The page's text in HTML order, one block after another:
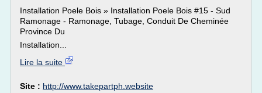
Installation Poele Bois » Installation Poele Bois #15 - Sud
Ramonage - Ramonage, Tubage, Conduit De Cheminée
Province Du
Installation...
Lire la suite
Site : http://www.takepartph.website